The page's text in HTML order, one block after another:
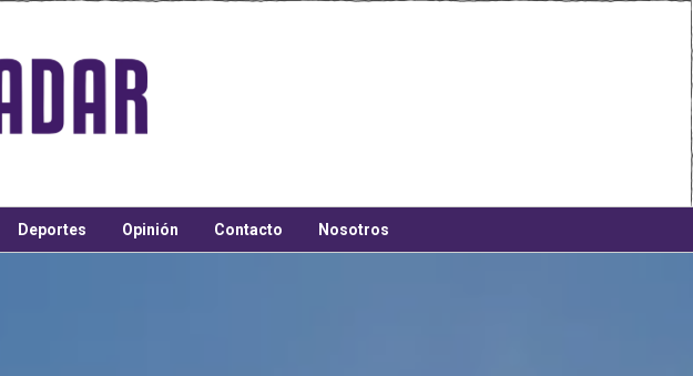
Deportes Opinión Contacto Nosotros